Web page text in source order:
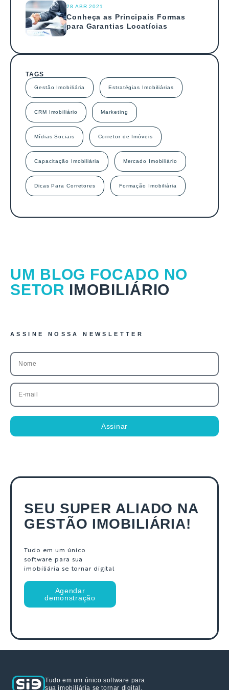
28 ABR 2021
Conheça as Principais Formas
para Garantias Locatícias
TAGS
Gestão Imobiliária Estratégias Imobiliárias
CRM Imobiliário Marketing
Mídias Sociais Corretor de Imóveis
Capacitação Imobiliária Mercado Imobiliário
Dicas Para Corretores Formação Imobiliária
UM BLOG FOCADO NO
SETOR IMOBILIÁRIO
ASSINE NOSSA NEWSLETTER
SEU SUPER ALIADO NA
GESTÃO IMOBILIÁRIA!
Tudo em um único
software para sua
imobiliária se tornar digital
Agendar
demonstração
Tudo em um único software para
sua imobiliária se tornar digital.